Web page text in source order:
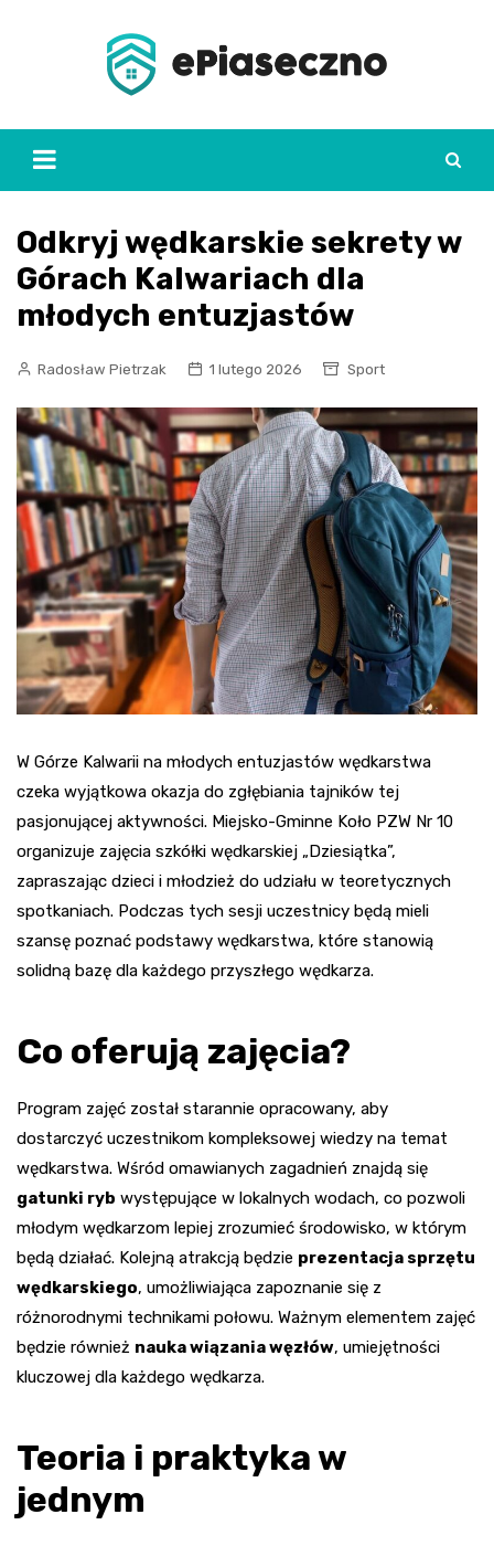
Odkryj wędkarskie sekrety w
Górach Kalwariach dla
młodych entuzjastów
Radosław Pietrzak 1 lutego 2026 Sport
W Górze Kalwarii na młodych entuzjastów wędkarstwa
czeka wyjątkowa okazja do zgłębiania tajników tej
pasjonującej aktywności. Miejsko-Gminne Koło PZW Nr 10
organizuje zajęcia szkółki wędkarskiej „Dziesiątka”,
zapraszając dzieci i młodzież do udziału w teoretycznych
spotkaniach. Podczas tych sesji uczestnicy będą mieli
szansę poznać podstawy wędkarstwa, które stanowią
solidną bazę dla każdego przyszłego wędkarza.
Co oferują zajęcia?
Program zajęć został starannie opracowany, aby
dostarczyć uczestnikom kompleksowej wiedzy na temat
wędkarstwa. Wśród omawianych zagadnień znajdą się
gatunki ryb występujące w lokalnych wodach, co pozwoli
młodym wędkarzom lepiej zrozumieć środowisko, w którym
będą działać. Kolejną atrakcją będzie prezentacja sprzętu
wędkarskiego, umożliwiająca zapoznanie się z
różnorodnymi technikami połowu. Ważnym elementem zajęć
będzie również nauka wiązania węzłów, umiejętności
kluczowej dla każdego wędkarza.
Teoria i praktyka w
jednym